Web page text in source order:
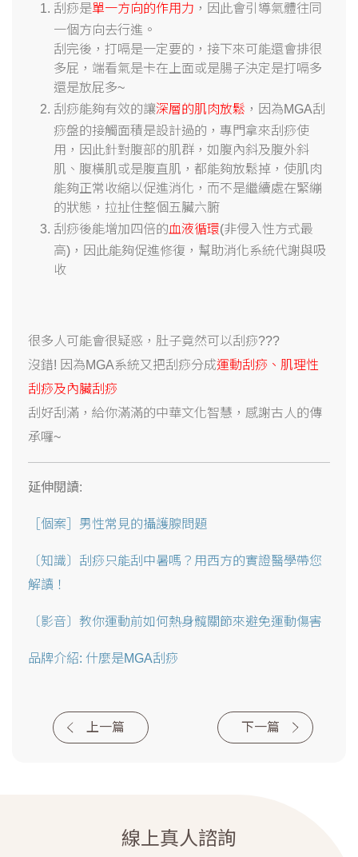
刮痧是單一方向的作用力 ，因此會引導氣體往同
一個方向去行進。
刮完後，打嗝是一定要的，接下來可能還會排很
多屁，端看氣是卡在上面或是腸子決定是打嗝多
還是放屁多~
刮痧能夠有效的讓深層的肌肉放鬆 ，因為MGA刮
痧盤的接觸面積是設計過的，專門拿來刮痧使
用，因此針對腹部的肌群，如腹內斜及腹外斜
肌、腹橫肌或是腹直肌，都能夠放鬆掉，使肌肉
能夠正常收縮以促進消化，而不是繼續處在緊繃
的狀態，拉扯住整個五臟六腑
刮痧後能增加四倍的血液循環(非侵入性方式最
高)，因此能夠促進修復，幫助消化系統代謝與吸
收
很多人可能會很疑惑，肚子竟然可以刮痧???
沒錯! 因為MGA系統又把刮痧分成運動刮痧、肌理性
刮痧及內臟刮痧
刮好刮滿，給你滿滿的中華文化智慧，感謝古人的傳
承囉~
延伸閱讀:
［個案］男性常見的攝護腺問題
〔知識〕刮痧只能刮中暑嗎？用西方的實證醫學帶您
解讀！
〔影音〕教你運動前如何熱身髖關節來避免運動傷害
品牌介紹: 什麼是MGA刮痧
上一篇 下一篇
線上真人諮詢